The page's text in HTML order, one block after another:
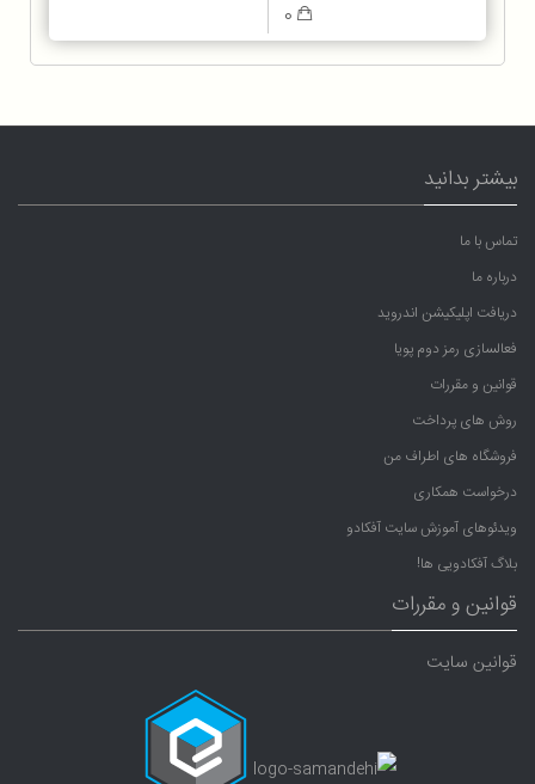
بیشتر بدانید
تماس با ما
درباره ما
دریافت اپلیکیشن اندروید
فعالسازی رمز دوم پویا
قوانین و مقررات
روش های پرداخت
فروشگاه های اطراف من
درخواست همکاری
ویدئوهای آموزش سایت آفکادو
بلاگ آفکادویی ها!
قوانین و مقررات
قوانین سایت